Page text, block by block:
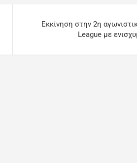
Εκκίνηση στην 2η
League με